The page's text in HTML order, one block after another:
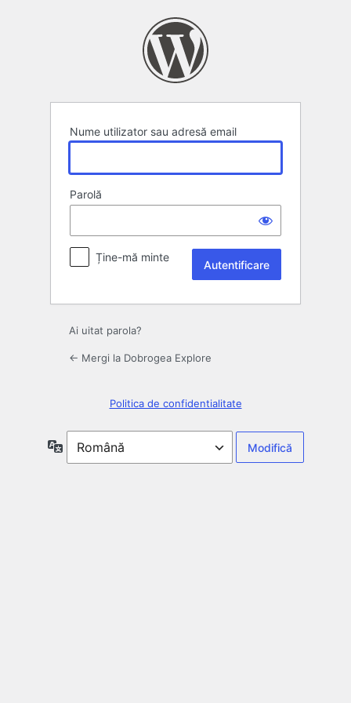
Nume utilizator sau adresă email
Parolă
Ține-mă minte
Ai uitat parola?
← Mergi la Dobrogea Explore
Politica de confidentialitate
Limbă